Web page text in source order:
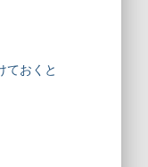
ておくと